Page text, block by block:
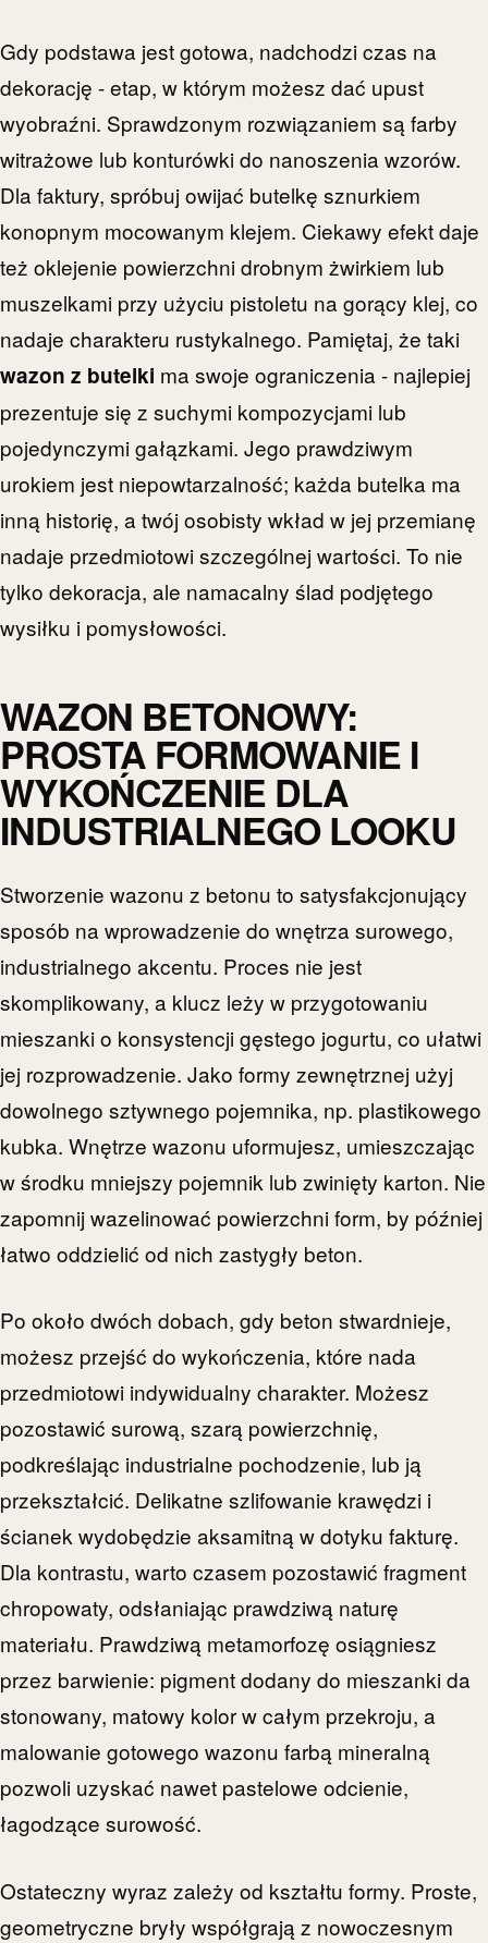
Gdy podstawa jest gotowa, nadchodzi czas na
dekorację - etap, w którym możesz dać upust
wyobraźni. Sprawdzonym rozwiązaniem są farby
witrażowe lub konturówki do nanoszenia wzorów.
Dla faktury, spróbuj owijać butelkę sznurkiem
konopnym mocowanym klejem. Ciekawy efekt daje
też oklejenie powierzchni drobnym żwirkiem lub
muszelkami przy użyciu pistoletu na gorący klej, co
nadaje charakteru rustykalnego. Pamiętaj, że taki
wazon z butelki ma swoje ograniczenia - najlepiej
prezentuje się z suchymi kompozycjami lub
pojedynczymi gałązkami. Jego prawdziwym
urokiem jest niepowtarzalność; każda butelka ma
inną historię, a twój osobisty wkład w jej przemianę
nadaje przedmiotowi szczególnej wartości. To nie
tylko dekoracja, ale namacalny ślad podjętego
wysiłku i pomysłowości.
WAZON BETONOWY:
PROSTA FORMOWANIE I
WYKOŃCZENIE DLA
INDUSTRIALNEGO LOOKU
Stworzenie wazonu z betonu to satysfakcjonujący
sposób na wprowadzenie do wnętrza surowego,
industrialnego akcentu. Proces nie jest
skomplikowany, a klucz leży w przygotowaniu
mieszanki o konsystencji gęstego jogurtu, co ułatwi
jej rozprowadzenie. Jako formy zewnętrznej użyj
dowolnego sztywnego pojemnika, np. plastikowego
kubka. Wnętrze wazonu uformujesz, umieszczając
w środku mniejszy pojemnik lub zwinięty karton. Nie
zapomnij wazelinować powierzchni form, by później
łatwo oddzielić od nich zastygły beton.
Po około dwóch dobach, gdy beton stwardnieje,
możesz przejść do wykończenia, które nada
przedmiotowi indywidualny charakter. Możesz
pozostawić surową, szarą powierzchnię,
podkreślając industrialne pochodzenie, lub ją
przekształcić. Delikatne szlifowanie krawędzi i
ścianek wydobędzie aksamitną w dotyku fakturę.
Dla kontrastu, warto czasem pozostawić fragment
chropowaty, odsłaniając prawdziwą naturę
materiału. Prawdziwą metamorfozę osiągniesz
przez barwienie: pigment dodany do mieszanki da
stonowany, matowy kolor w całym przekroju, a
malowanie gotowego wazonu farbą mineralną
pozwoli uzyskać nawet pastelowe odcienie,
łagodzące surowość.
Ostateczny wyraz zależy od kształtu formy. Proste,
geometryczne bryły współgrają z nowoczesnym